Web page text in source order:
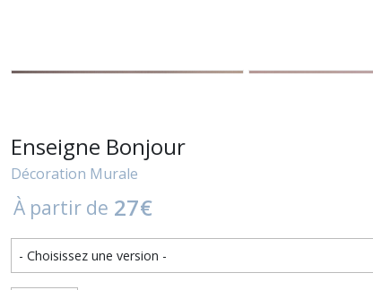
Enseigne Bonjour
Décoration Murale
À partir de 27€